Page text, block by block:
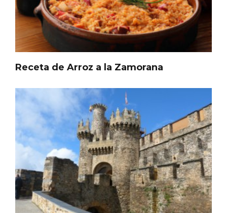
Receta de Arroz a la Zamorana
visitar Sepúlveda estas Navidades